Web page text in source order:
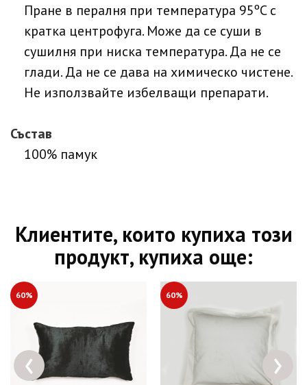
Пране в пералня при температура 95ºC с
кратка центрофуга. Може да се суши в
сушилня при ниска температура. Да не се
глади. Да не се дава на химическо чистене.
Не използвайте избелващи препарати.
Състав
100% памук
Клиентите, които купиха този
продукт, купиха още:
60% 60%
‹ ›